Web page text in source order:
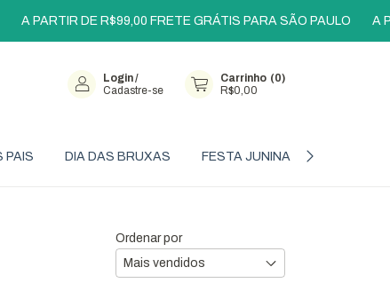
DE R$99,00 FRETE GRÁTIS PARA SÃO PAULO A PARTIR
Login/
Cadastre-se
Carrinho (0)
R$0,00
PAIS DIA DAS BRUXAS FESTA JUNINA
Ordenar por